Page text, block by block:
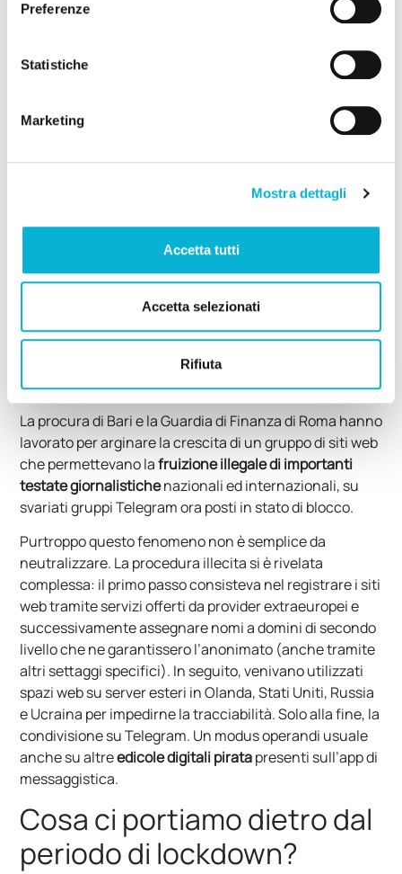
Preferenze
Statistiche
Marketing
Mostra dettagli
Accetta tutti
Accetta selezionati
Rifiuta
Gli utenti invece possono dare il loro contributo per le
sticker “kilometro zero”, in questo modo la loro stories
verrà inserita all’interno del contenitore con tutte le
Le autorità italiane contro
la pirateria digitale
La procura di Bari e la Guardia di Finanza di Roma hanno
lavorato per arginare la crescita di un gruppo di siti web
che permettevano lafruizione illegale di importanti
testate giornalistichenazionali ed internazionali, su
svariati gruppi Telegram ora posti in stato di blocco.
Purtroppo questo fenomeno non è semplice da
neutralizzare. La procedura illecita si è rivelata
complessa: il primo passo consisteva nel registrare i siti
web tramite servizi offerti da provider extraeuropei e
successivamente assegnare nomi a domini di secondo
livello che ne garantissero l’anonimato (anche tramite
altri settaggi specifici). In seguito, venivano utilizzati
spazi web su server esteri in Olanda, Stati Uniti, Russia
e Ucraina per impedirne la tracciabilità. Solo alla fine, la
condivisione su Telegram. Un modus operandi usuale
anche su altreedicole digitali piratapresenti sull’app di
messaggistica.
Cosa ci portiamo dietro dal
periodo di lockdown?